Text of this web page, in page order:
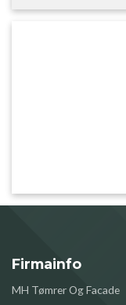
Firmainfo
MH Tømrer Og Facade